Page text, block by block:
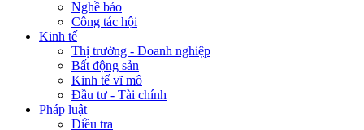
Nghề báo
Công tác hội
Kinh tế
Thị trường - Doanh nghiệp
Bất động sản
Kinh tế vĩ mô
Đầu tư - Tài chính
Pháp luật
Điều tra